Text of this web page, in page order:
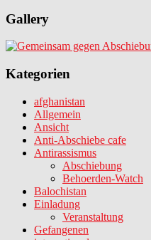
Gallery
Kategorien
afghanistan
Allgemein
Ansicht
Anti-Abschiebe cafe
Antirassismus
Abschiebung
Behoerden-Watch
Balochistan
Einladung
Veranstaltung
Gefangenen